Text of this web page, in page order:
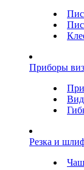
Приборы
Резка и